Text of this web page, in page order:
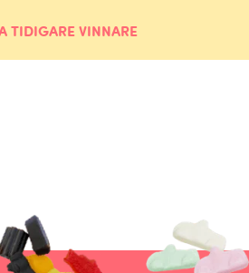
TIDIGARE VINNARE